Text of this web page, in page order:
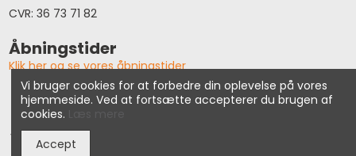
CVR: 36 73 71 82
Åbningstider
Klik her og se vores åbningstider
© Præsendo 2026
Vi tager forbehold for prisændringer, tastefejl samt udsolgte
Vi bruger cookies for at forbedre din oplevelse på vores
hjemmeside. Ved at fortsætte accepterer du brugen af
cookies.
Accept